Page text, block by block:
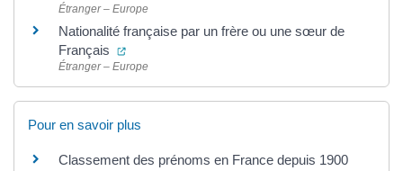
Étranger – Europe
Nationalité française par un frère ou une sœur de
Français
(ouverture dans un nouvel onglet)
Étranger – Europe
Pour en savoir plus
Classement des prénoms en France depuis 1900